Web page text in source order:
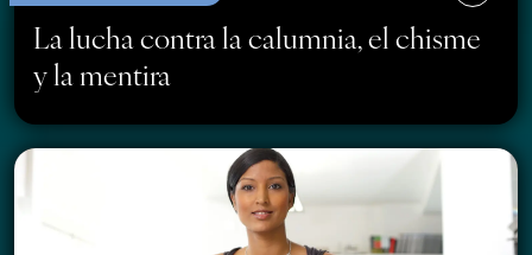
La lucha contra la calumnia, el chisme
y la mentira